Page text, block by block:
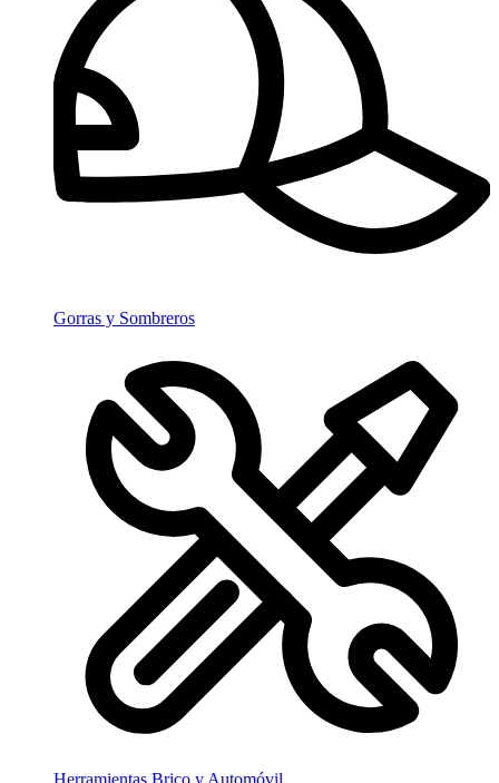
Gorras y Sombreros
Herramientas Brico y Automóvil